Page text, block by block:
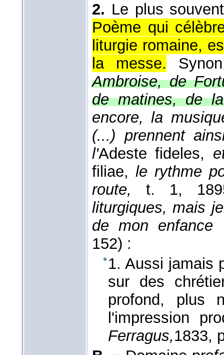
2. Le plus
Poème qui
liturgie romaine,
la messe.
Ambroise, de
de matines, de
encore, la
(...) prennent
l'Adeste fideles,
filiae, le rythme
route, t. 1,
liturgiques, mais
de mon enfance
152) :
1. Aussi jamais
sur des
profond, plus
l'impression
Ferragus,1833,